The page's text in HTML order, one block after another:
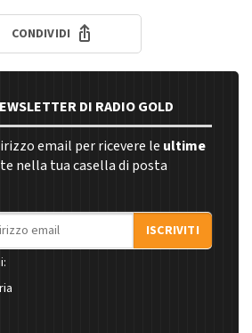
CONDIVIDI
DI RADIO GOLD
email per ricevere le ultime
nella tua casella di posta
ISCRIVITI